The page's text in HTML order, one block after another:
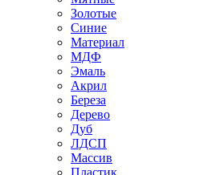
Золотые
Синие
Материал
МДФ
Эмаль
Акрил
Береза
Дерево
Дуб
ЛДСП
Массив
Пластик